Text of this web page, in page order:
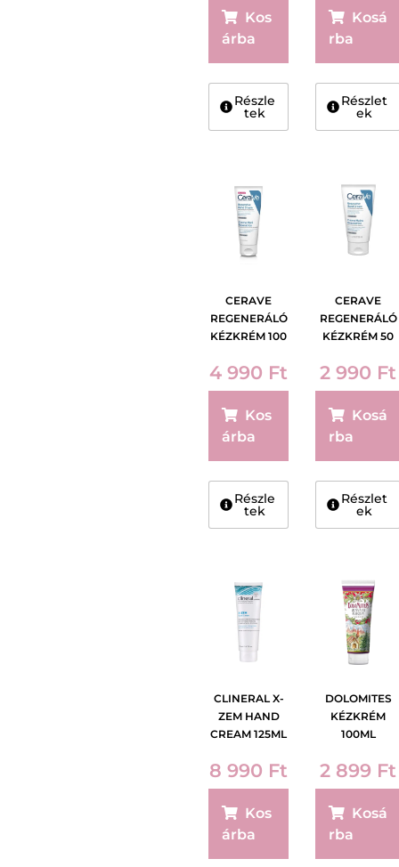
Kos
árba
Részle
tek
Kosá
rba
Részlet
ek
CERAVE
REGENERÁLÓ
KÉZKRÉM 100
4 990 Ft
Kos
árba
Részle
tek
CERAVE
REGENERÁLÓ
KÉZKRÉM 50
2 990 Ft
Kosá
rba
Részlet
ek
CLINERAL X-
ZEM HAND
CREAM 125ML
8 990 Ft
Kos
árba
DOLOMITES
KÉZKRÉM
100ML
2 899 Ft
Kosá
rba